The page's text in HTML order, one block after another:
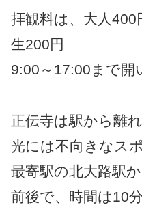
拝観料は、大人400
生200円
9:00～17:00まで開
正伝寺は駅から離
光には不向きなス
最寄駅の北大路駅
前後で、時間は10